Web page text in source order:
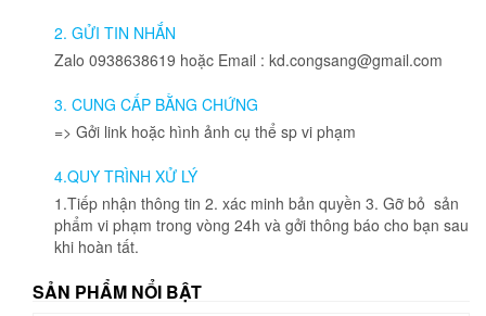
2. GỬI TIN NHẮN
Zalo 0938638619 hoặc Email : kd.congsang@gmail.com
3. CUNG CẤP BẰNG CHỨNG
=> Gởi link hoặc hình ảnh cụ thể sp vi phạm
4.QUY TRÌNH XỬ LÝ
1.Tiếp nhận thông tin 2. xác minh bản quyền 3. Gỡ bỏ sản
phẩm vi phạm trong vòng 24h và gởi thông báo cho bạn sau
khi hoàn tất.
SẢN PHẨM NỔI BẬT